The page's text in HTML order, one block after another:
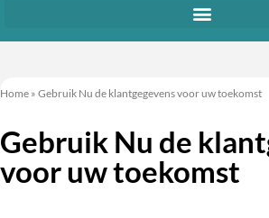
Home » Gebruik Nu de klantgegevens voor uw toekomst
Gebruik Nu de
voor uw toekomst